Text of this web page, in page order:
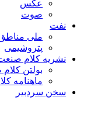
عکس
صوت
نفت
ملی
پتروشیمی
نشریه کلام
بولتن
ماهنامه
سخن سردبیر